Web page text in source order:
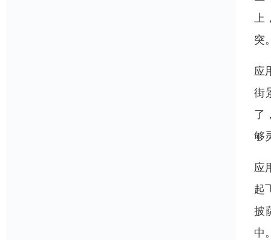
上
突
应
街
了
够
应
起
披
中